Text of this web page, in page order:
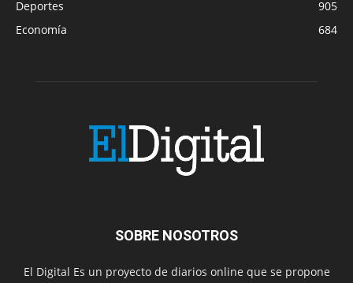
Deportes
905
Economía
684
SOBRE NOSOTROS
El Digital Es un proyecto de diarios online que se propone